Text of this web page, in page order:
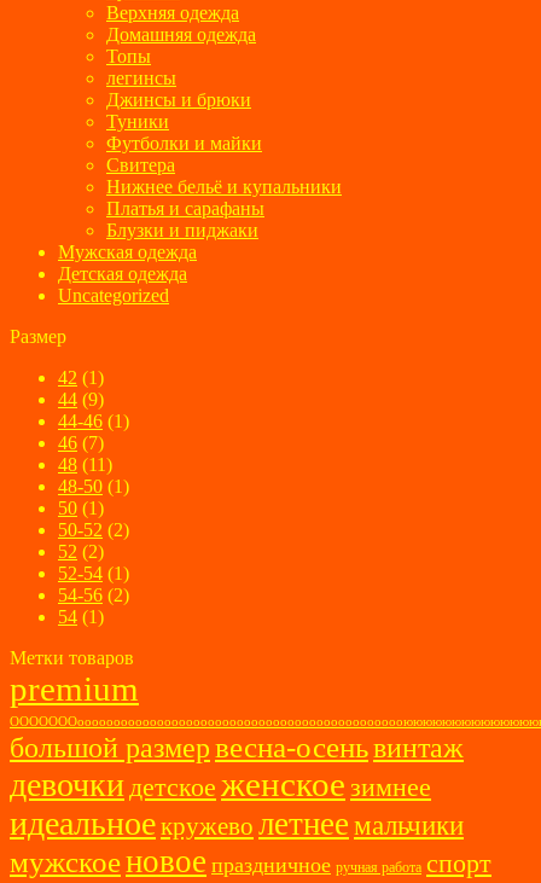
Верхняя одежда
Домашняя одежда
Топы
легинсы
Джинсы и брюки
Туники
Футболки и майки
Свитера
Нижнее бельё и купальники
Платья и сарафаны
Блузки и пиджаки
Мужская одежда
Детская одежда
Uncategorized
Размер
42 (1)
44 (9)
44-46 (1)
46 (7)
48 (11)
48-50 (1)
50 (1)
50-52 (2)
52 (2)
52-54 (1)
54-56 (2)
54 (1)
Метки товаров
premium
большой размервесна-осеньвинтаж
девочки детское женское зимнее
идеальноекружево летнее мальчики
мужскоеновое праздничное ручная работа спорт